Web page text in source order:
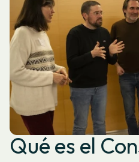
Qué es el